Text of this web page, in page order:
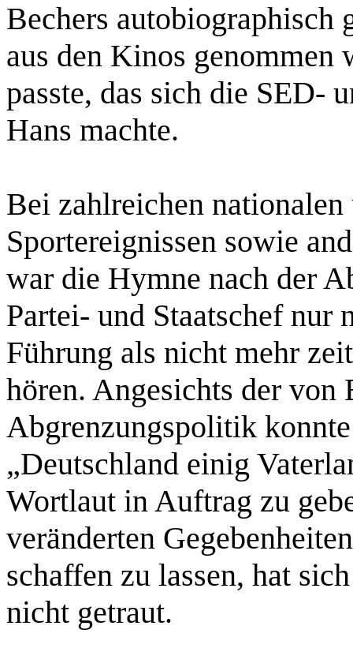
Bechers autobiographisch
aus den Kinos
passte, das sich die SED-
Hans machte.
Bei zahlreichen
Sportereignissen sowie
war die Hymne nach der
Partei- und Staatschef nur
Führung als nicht mehr
hören. Angesichts der
Abgrenzungspolitik
„Deutschland einig
Wortlaut in Auftrag zu
veränderten
schaffen zu lassen, hat
nicht getraut.